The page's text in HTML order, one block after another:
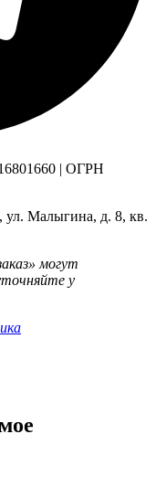
| ОГРН
ул. Малыгина, д. 8, кв.
могут
у